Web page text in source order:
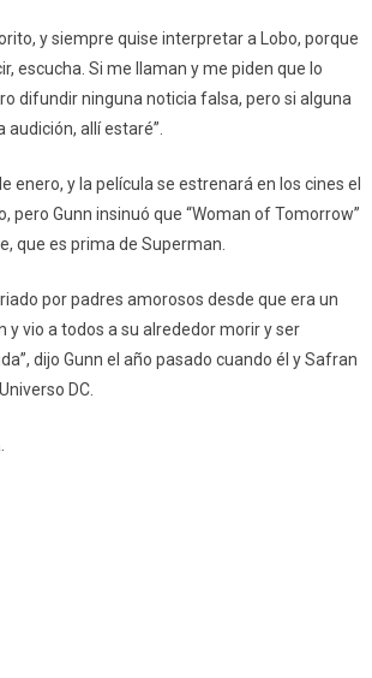
y siempre quise interpretar a Lobo, porque
escucha. Si me llaman y me piden que lo
difundir ninguna noticia falsa, pero si alguna
allí estaré”.
enero, y la película se estrenará en los cines el
pero Gunn insinuó que “Woman of Tomorrow”
que es prima de Superman.
por padres amorosos desde que era un
y vio a todos a su alrededor morir y ser
dijo Gunn el año pasado cuando él y Safran
DC.